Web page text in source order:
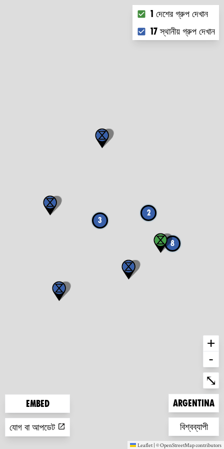
2
3
8
Choose what you
1 দেশের গ্রুপ দেখান
17 স্থানীয় গ্রুপ দেখান
Embed
যোগ বা আপডেট
+
-
⤡
Zoom to
Argentina
Zoom to
বিশ্বব্যাপী
Leaflet | ©OpenStreetMapcontributors